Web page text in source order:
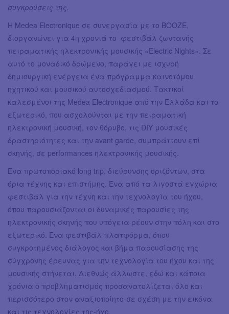
συγκρούσεις της.
H Medea Electronique σε συνεργασία με το ΒOOZE,
διοργανώνει για 4η χρονιά το φεστιβάλ ζωντανής
πειραματικής ηλεκτρονικής μουσικής «Electric Nights». Σε
αυτό το μοναδικό δρώμενο, παράγει με ισχυρή
δημιουργική ενέργεια ένα πρόγραμμα καινοτόμου
ηχητικού και μουσικού αυτοσχεδιασμού. Τακτικοί
καλεσμένοι της Medea Electronique από την Ελλάδα και το
εξωτερικό, που ασχολούνται με την πειραματική
ηλεκτρονική μουσική, τον θόρυβο, τις DIY μουσικές
δραστηριότητες και την avant garde, συμπράττουν επί
σκηνής, σε performances ηλεκτρονικής μουσικής.
Ένα πρωτοποριακό long trip, διεύρυνσης οριζόντων, στα
όρια τέχνης και επιστήμης. Ένα από τα λιγοστά εγχώρια
φεστιβάλ για την τέχνη και την τεχνολογία του ήχου,
όπου παρουσιάζονται οι δυναμικές παρουσίες της
ηλεκτρονικής σκηνής που υπόγεια ρέουν στην πόλη και στο
εξωτερικό. Ένα φεστιβάλ-πλατφόρμα, όπου
συγκροτημένος διάλογος και βήμα παρουσίασης της
σύγχρονης έρευνας για την τεχνολογία του ήχου και της
μουσικής στήνεται. Διεθνώς άλλωστε, εδώ και κάποια
χρόνια ο προβληματισμός προσανατολίζεται όλο και
περισσότερο στον αναξιοποίητο-σε σχέση με την εικόνα
και τις τεχνολογίες της-ήχο.